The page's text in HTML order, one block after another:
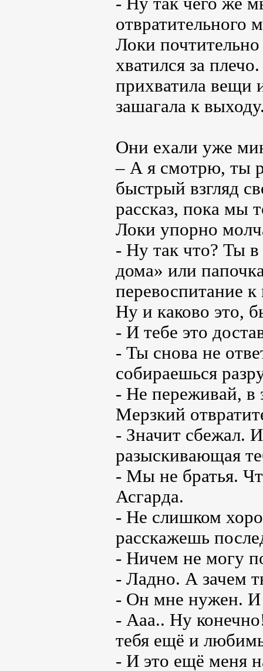
отвратительного
Локи
хватился за
прихватила вещи
зашагала к
Они ехали уже
– А я смотрю, ты
быстрый взгляд
рассказ, пока мы
Локи упорно
- Ну так что? Ты в
дома» или
перевоспитание
Ну и каково это,
- И тебе это
- Ты снова не
собираешься
- Не переживай, в
Мерзкий
- Значит сбежал.
разыскивающая
- Мы не братья.
Асгарда.
- Не слишком
расскажешь
- Ничем не могу
- Ладно. А зачем
- Он мне нужен. И
- Ааа.. Ну
тебя ещё и
- И это ещё меня